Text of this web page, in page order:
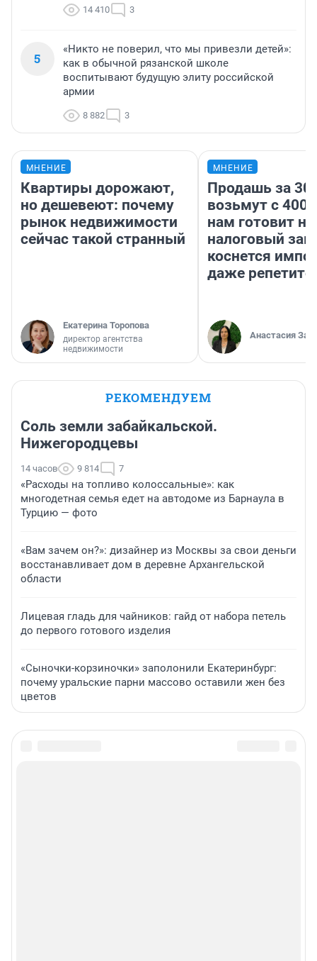
14 410 3
5
«Никто не поверил, что мы привезли детей»:
как в обычной рязанской школе
воспитывают будущую элиту российской
армии
8 882 3
МНЕНИЕ
Квартиры дорожают,
но дешевеют: почему
рынок недвижимости
сейчас такой странный
Екатерина Торопова
директор агентства
недвижимости
МНЕНИЕ
Продашь за
возьмут с
нам готовит
налоговый
коснется
даже
Анастасия
РЕКОМЕНДУЕМ
Соль земли забайкальской.
Нижегородцевы
14 часов 9 814 7
«Расходы на топливо колоссальные»: как
многодетная семья едет на автодоме из Барнаула в
Турцию — фото
«Вам зачем он?»: дизайнер из Москвы за свои деньги
восстанавливает дом в деревне Архангельской
области
Лицевая гладь для чайников: гайд от набора петель
до первого готового изделия
«Сыночки-корзиночки» заполонили Екатеринбург:
почему уральские парни массово оставили жен без
цветов